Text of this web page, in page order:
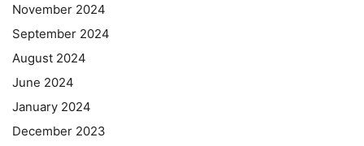
November 2024
September 2024
August 2024
June 2024
January 2024
December 2023